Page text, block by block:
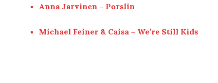
Anna Jarvinen – Porslin
Michael Feiner & Caisa – We’re Still Kids